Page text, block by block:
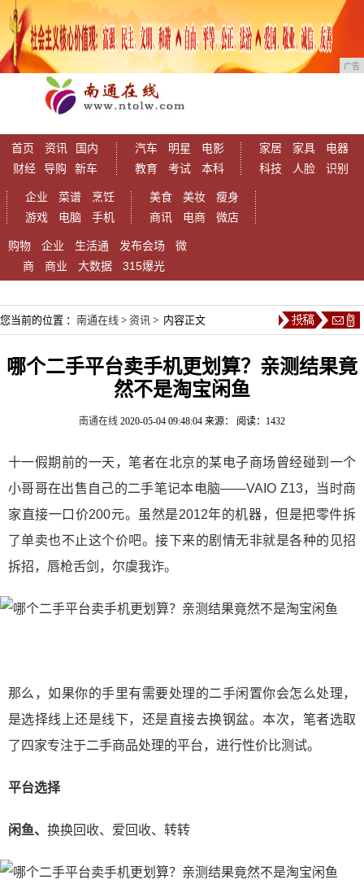
广告
首页 资讯
国内
财经
导购 新车
汽车 明星
电影
教育
考试 本科
家居 家具
电器
科技
人脸 识别
企业 菜谱
烹饪
游戏
电脑 手机
美食 美妆
瘦身
商讯
电商 微店
购物 企业 生活通 发布会场
微
商
商业 大数据 315爆光
您当前的位置 ： 南通在线 > 资讯 > 内容正文
哪个二手平台卖手机更划算？亲测结果竟
然不是淘宝闲鱼
南通在线 2020-05-04 09:48:04 来源： 阅读：1432
十一假期前的一天，笔者在北京的某电子商场曾经碰到一个
小哥哥在出售自己的二手笔记本电脑——VAIO Z13，当时商
家直接一口价200元。虽然是2012年的机器，但是把零件拆
了单卖也不止这个价吧。接下来的剧情无非就是各种的见招
拆招，唇枪舌剑，尔虞我诈。
那么，如果你的手里有需要处理的二手闲置你会怎么处理，
是选择线上还是线下，还是直接去换钢盆。本次，笔者选取
了四家专注于二手商品处理的平台，进行性价比测试。
平台选择
闲鱼、 换换回收、爱回收、转转